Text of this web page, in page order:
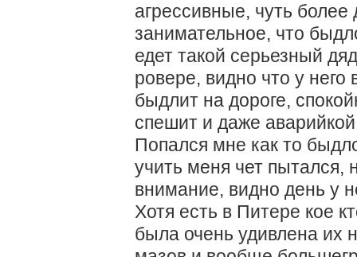
агрессивные, чуть
занимательное, что
едет такой серьезный
ровере, видно что у
быдлит на дороге,
спешит и даже
Попался мне как то
учить меня чет пытался,
внимание, видно день у
Хотя есть в Питере кое
была очень удивлена их